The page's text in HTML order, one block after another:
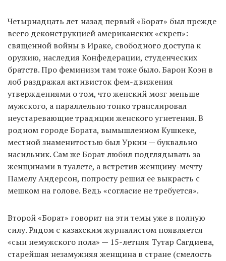
Четырнадцать лет назад первый «Борат» был прежде
всего деконструкцией американских «скреп»:
священной войны в Ираке, свободного доступа к
оружию, наследия Конфедерации, студенческих
братств. Про феминизм там тоже было. Барон Коэн в
лоб раздражал активисток фем-движения
утверждениями о том, что женский мозг меньше
мужского, а параллельно тонко транслировал
неустаревающие традиции женского угнетения. В
родном городе Бората, вымышленном Кушкеке,
местной знаменитостью был Уркин — буквально
насильник. Сам же Борат любил подглядывать за
женщинами в туалете, а встретив женщину-мечту
Памелу Андерсон, попросту решил ее выкрасть с
мешком на голове. Ведь «согласие не требуется».
Второй «Борат» говорит на эти темы уже в полную
силу. Рядом с казахским журналистом появляется
«сын немужского пола» — 15-летняя Тутар Сагдиева,
старейшая незамужняя женщина в стране (смелость